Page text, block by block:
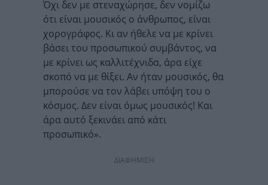
Όχι δεν με στεναχώρησε, δεν νομίζω
ότι είναι μουσικός ο άνθρωπος, είναι
χορογράφος. Κι αν ήθελε να με κρίνει
βάσει του προσωπικού συμβάντος, να
με κρίνει ως καλλιτέχνιδα, άρα είχε
σκοπό να με θίξει. Αν ήταν μουσικός, θα
μπορούσε να τον λάβει υπόψη του ο
κόσμος. Δεν είναι όμως μουσικός! Και
άρα αυτό ξεκινάει από κάτι
προσωπικό».
ΔΙΑΦΗΜΙΣΗ